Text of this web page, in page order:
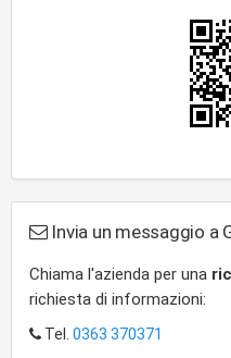
Invia un messaggio a
Chiama l'azienda per una
richiesta di informazioni:
Tel. 0363 370371